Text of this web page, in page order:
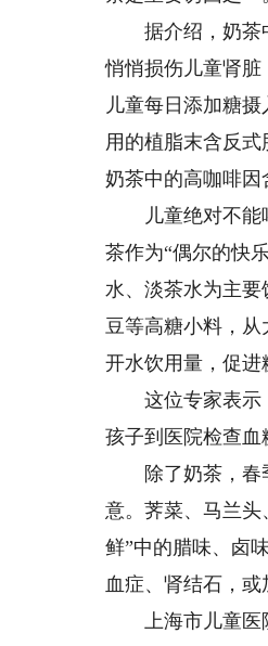
据介绍，奶茶中
悄悄损伤儿童肾脏
儿童每日添加糖
用的植脂末含反
奶茶中的高咖啡因
儿童绝对不能喝
茶作为“偶尔的快
水、淡茶水为主要
豆等高糖小料，
开水饮用量，促进
这位专家表示，
孩子到医院检查血
除了奶茶，春季
意。荠菜、马兰头
鲜”中的腊味、卤
血症、肾结石，或
上海市儿童医院